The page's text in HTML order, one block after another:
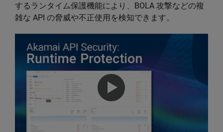
するランタイム保護機能により、BOLA 攻撃などの複
雑な API の脅威や不正使用を検知できます。